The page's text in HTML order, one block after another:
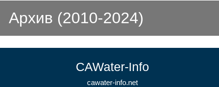
Архив (2010-2024)
CAWater-Info
cawater-info.net